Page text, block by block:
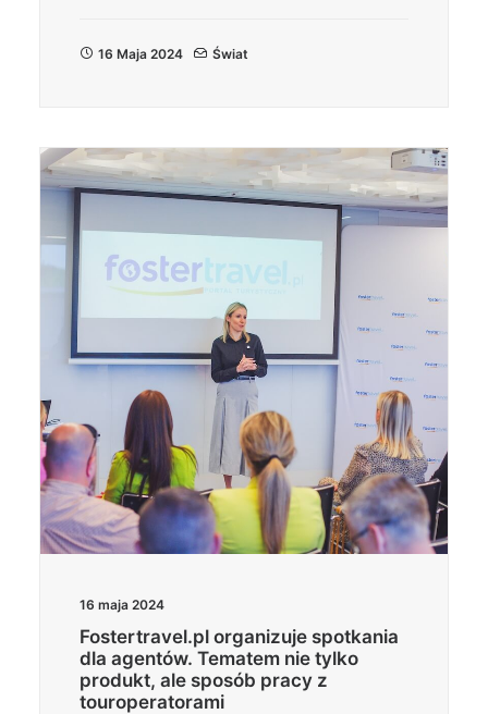
16 Maja 2024 Świat
16 maja 2024
Fostertravel.pl organizuje spotkania
dla agentów. Tematem nie tylko
produkt, ale sposób pracy z
touroperatorami